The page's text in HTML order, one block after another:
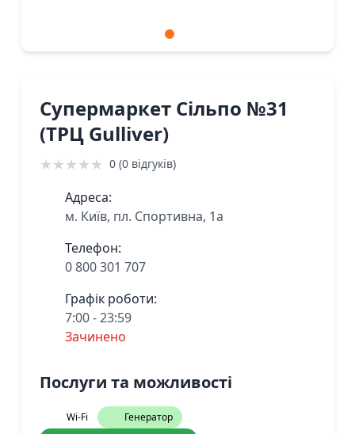
Супермаркет Сiльпо №31
(ТРЦ Gulliver)
★★★★★ 0 (0 відгуків)
Адреса:
м. Київ, пл. Спортивна, 1а
Телефон:
0 800 301 707
Графік роботи:
7:00 - 23:59
Зачинено
Послуги та можливості
Wi-Fi
Генератор